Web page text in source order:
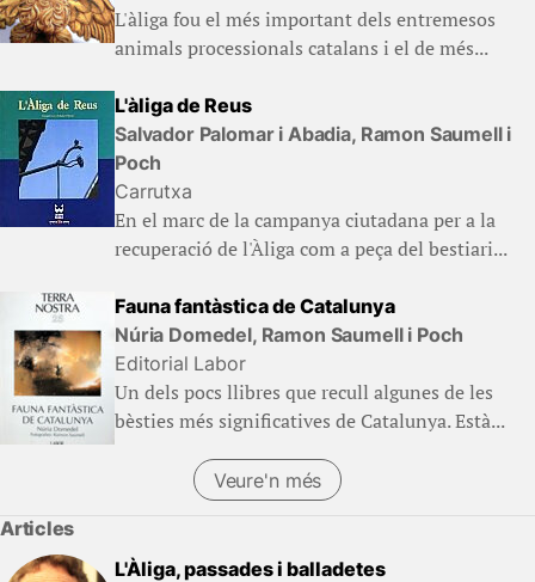
L'àliga fou el més important dels entremesos
animals processionals catalans i el de més...
L'àliga de Reus
Salvador Palomar i Abadia, Ramon Saumell i
Poch
Carrutxa
En el marc de la campanya ciutadana per a la
recuperació de l'Àliga com a peça del bestiari...
Fauna fantàstica de Catalunya
Núria Domedel, Ramon Saumell i Poch
Editorial Labor
Un dels pocs llibres que recull algunes de les
bèsties més significatives de Catalunya. Està...
Veure'n més
Articles
L'Àliga, passades i balladetes